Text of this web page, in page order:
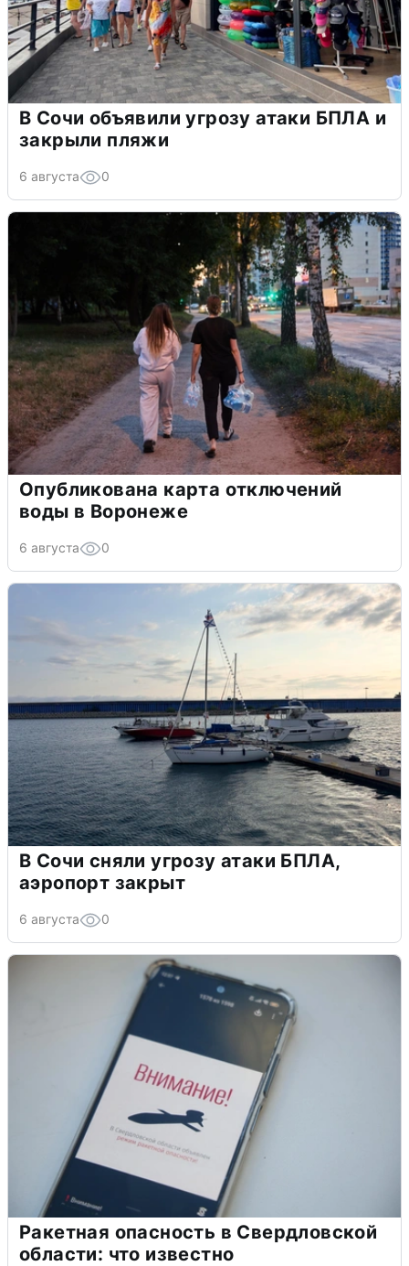
В Сочи объявили угрозу атаки БПЛА и
закрыли пляжи
6 августа 0
Опубликована карта отключений
воды в Воронеже
6 августа 0
В Сочи сняли угрозу атаки БПЛА,
аэропорт закрыт
6 августа 0
Ракетная опасность в Свердловской
области: что известно